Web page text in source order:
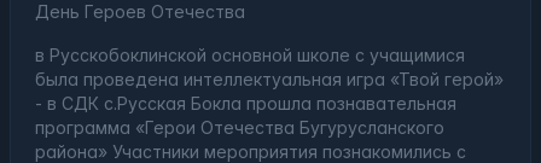
День Героев Отечества
в Русскобоклинской основной школе с учащимися
была проведена интеллектуальная игра «Твой герой»
- в СДК с.Русская Бокла прошла познавательная
программа «Герои Отечества Бугурусланского
района» Участники мероприятия познакомились с